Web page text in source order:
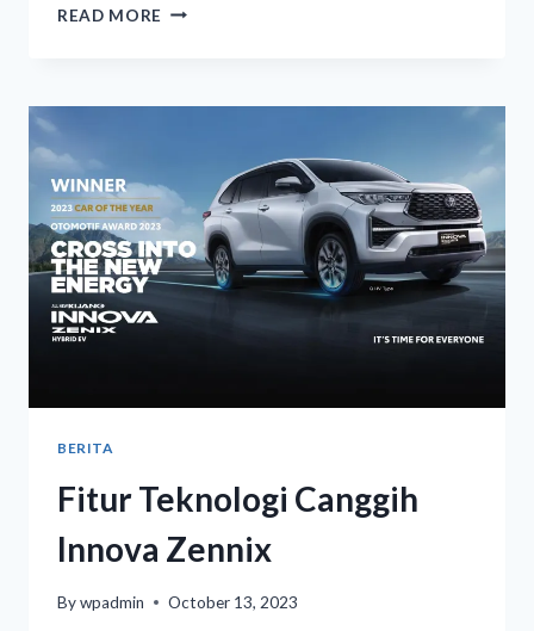
READ MORE
BERITA
Fitur Teknologi Canggih
Innova Zennix
Bywpadmin October 13, 2023